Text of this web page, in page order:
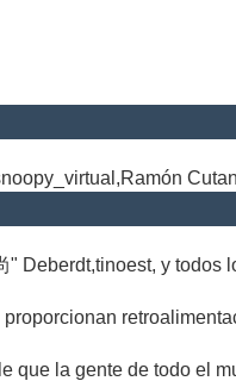
" Deberdt,tinoest, y todos
que la gente de todo el